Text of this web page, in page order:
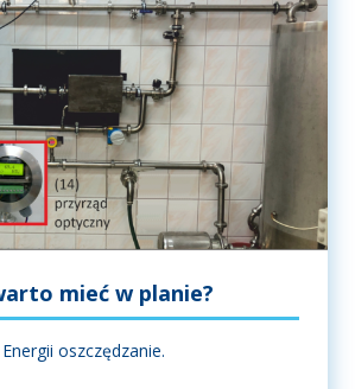
mieć w planie?
Energii oszczędzanie.